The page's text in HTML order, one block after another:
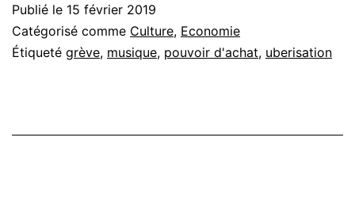
Publié le 15 février 2019
Catégorisé comme Culture, Economie
Étiqueté grève, musique, pouvoir d'achat, uberisation